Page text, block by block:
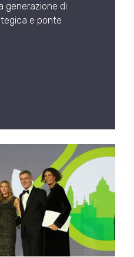
generazione di
e ponte